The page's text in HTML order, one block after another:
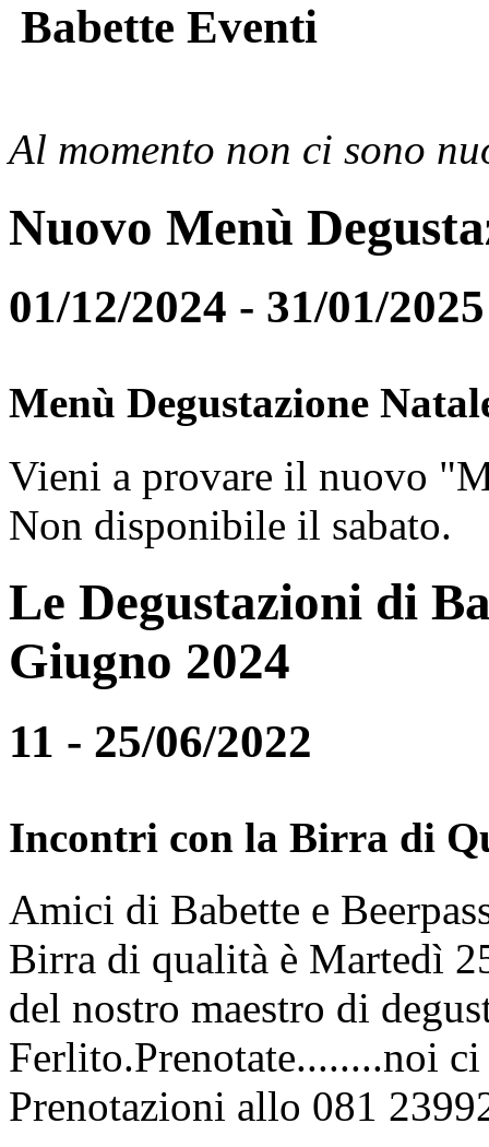
Babette Eventi
Al momento non ci sono
Nuovo Menù
01/12/2024 - 31/01/2025
Menù Degustazione
Vieni a provare il nuovo
Non disponibile il sabato.
Le Degustazioni di
Giugno 2024
11 - 25/06/2022
Incontri con la Birra di
Amici di Babette e
Birra di qualità è Martedì
del nostro maestro di
Ferlito.Prenotate........noi
Prenotazioni allo 081